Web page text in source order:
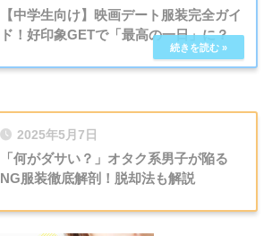
【中学生向け】映画デート服装完全ガイ
ド！好印象GETで「最高の一日」に？
2025年5月7日
「何がダサい？」オタク系男子が陥る
NG服装徹底解剖！脱却法も解説